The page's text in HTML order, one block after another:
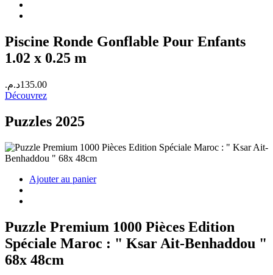
Piscine Ronde Gonflable Pour Enfants
1.02 x 0.25 m
135.00د.م.
Découvrez
Puzzles 2025
Ajouter au panier
Puzzle Premium 1000 Pièces Edition
Spéciale Maroc : " Ksar Ait-Benhaddou "
68x 48cm